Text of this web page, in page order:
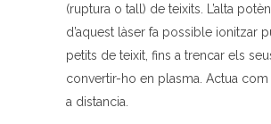
(ruptura o tall) de teixits. L’alta
d’aquest làser fa possible ionitzar
petits de teixit, fins a trencar els
convertir-ho en plasma. Actua
a distancia.